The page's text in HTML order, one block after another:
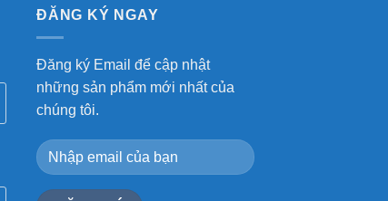
ĐĂNG KÝ NGAY
Đăng ký Email để cập nhật
những sản phẩm mới nhất của
chúng tôi.